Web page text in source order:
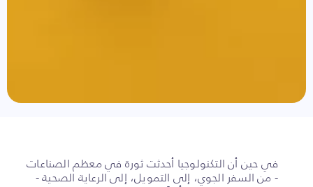
في حين أن التكنولوجيا أحدثت ثورة في معظم الصناعات
- من السفر الجوي، إلى التمويل، إلى الرعاية الصحية -